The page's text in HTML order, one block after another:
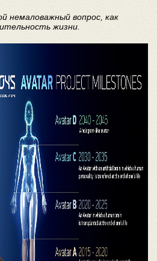
немаловажный вопрос, как
жизни.